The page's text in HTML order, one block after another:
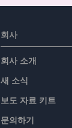
회사
회사 소개
새 소식
보도 자료 키트
문의하기